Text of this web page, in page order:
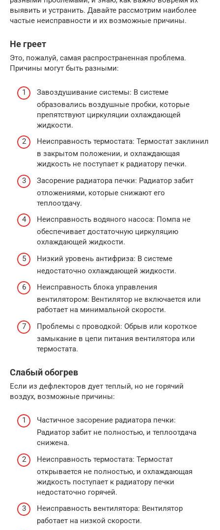
выявить и устранить. Давайте рассмотрим наиболее
частые неисправности и их возможные причины.
Не греет
Это, пожалуй, самая распространенная проблема.
Причины могут быть разными:
Завоздушивание системы: В системе
образовались воздушные пробки, которые
препятствуют циркуляции охлаждающей
жидкости.
Неисправность термостата: Термостат заклинил
в закрытом положении, и охлаждающая
жидкость не поступает к радиатору печки.
Засорение радиатора печки: Радиатор забит
отложениями, которые снижают его
теплоотдачу.
Неисправность водяного насоса: Помпа не
обеспечивает достаточную циркуляцию
охлаждающей жидкости.
Низкий уровень антифриза: В системе
недостаточно охлаждающей жидкости.
Неисправность блока управления
вентилятором: Вентилятор не включается или
работает на минимальной скорости.
Проблемы с проводкой: Обрыв или короткое
замыкание в цепи питания вентилятора или
термостата.
Слабый обогрев
Если из дефлекторов дует теплый, но не горячий
воздух, возможные причины:
Частичное засорение радиатора печки:
Радиатор забит не полностью, и теплоотдача
снижена.
Неисправность термостата: Термостат
открывается не полностью, и охлаждающая
жидкость поступает к радиатору печки
недостаточно горячей.
Неисправность вентилятора: Вентилятор
работает на низкой скорости.